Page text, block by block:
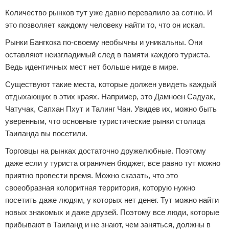
Количество рынков тут уже давно перевалило за сотню. И
это позволяет каждому человеку найти то, что он искал.
Рынки Бангкока по-своему необычны и уникальны. Они
оставляют неизгладимый след в памяти каждого туриста.
Ведь идентичных мест нет больше нигде в мире.
Существуют такие места, которые должен увидеть каждый
отдыхающих в этих краях. Например, это Дамноен Садуак,
Чатучак, Сапхан Пхут и Талинг Чан. Увидев их, можно быть
уверенным, что основные туристические рынки столица
Таиланда вы посетили.
Торговцы на рынках достаточно дружелюбные. Поэтому
даже если у туриста ограничен бюджет, все равно тут можно
приятно провести время. Можно сказать, что это
своеобразная колоритная территория, которую нужно
посетить даже людям, у которых нет денег. Тут можно найти
новых знакомых и даже друзей. Поэтому все люди, которые
прибывают в Таиланд и не знают, чем заняться, должны в